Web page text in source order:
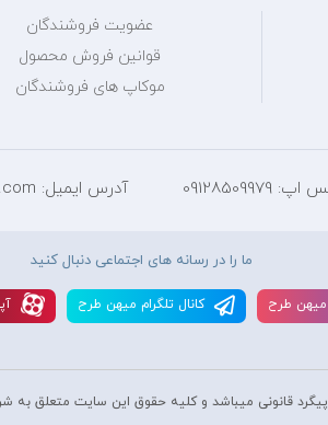
عضویت فروشندگان
قوانین فروش محصول
موکاپ های فروشندگان
آدرس ایمیل: mihantarh@yahoo.com
ما را در رسانه های اجتماعی دنبال کنید
ميهن طرح کانال تلگرام ميهن طرح
قانونی میباشد و کليه حقوق اين سايت متعلق